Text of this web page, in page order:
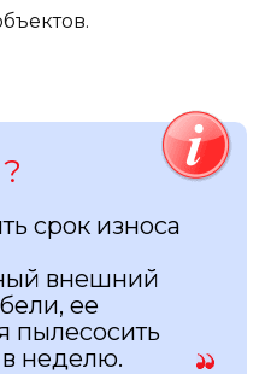
срок износа
внешний
ее
пылесосить
неделю.